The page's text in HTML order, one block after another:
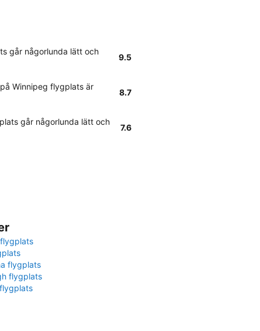
går någorlunda lätt och
9.5
Winnipeg flygplats är
8.7
går någorlunda lätt och
7.6
flygplats
flygplats